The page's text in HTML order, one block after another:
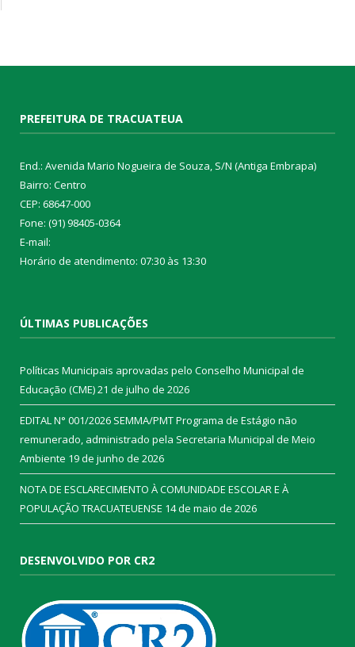
PREFEITURA DE TRACUATEUA
End.: Avenida Mario Nogueira de Souza, S/N (Antiga Embrapa)
Bairro: Centro
CEP: 68647-000
Fone: (91) 98405-0364
E-mail:
Horário de atendimento: 07:30 às 13:30
ÚLTIMAS PUBLICAÇÕES
Políticas Municipais aprovadas pelo Conselho Municipal de
Educação (CME)21 de julho de 2026
EDITAL N° 001/2026 SEMMA/PMT Programa de Estágio não
remunerado, administrado pela Secretaria Municipal de Meio
Ambiente 19 de junho de 2026
NOTA DE ESCLARECIMENTO À COMUNIDADE ESCOLAR E À
POPULAÇÃO TRACUATEUENSE 14 de maio de 2026
DESENVOLVIDO POR CR2